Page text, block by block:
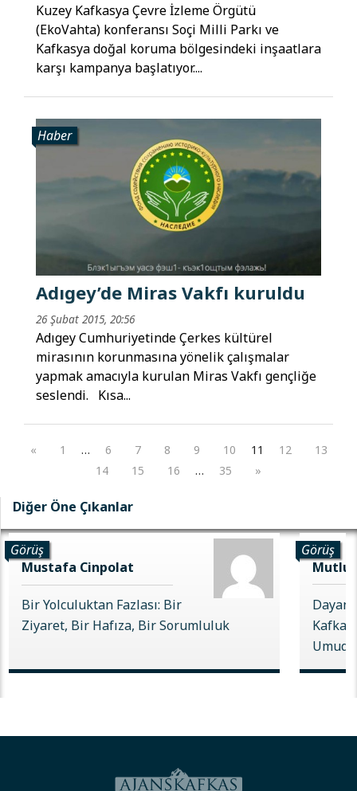
Kuzey Kafkasya Çevre İzleme Örgütü
(EkoVahta) konferansı Soçi Milli Parkı ve
Kafkasya doğal koruma bölgesindeki inşaatlara
karşı kampanya başlatıyor....
Haber
Adıgey’de Miras Vakfı kuruldu
26 Şubat 2015, 20:56
Adıgey Cumhuriyetinde Çerkes kültürel
mirasının korunmasına yönelik çalışmalar
yapmak amacıyla kurulan Miras Vakfı gençliğe
seslendi. Kısa...
« 1 … 6 7 8 9 10 11 12
13
14
15 16 … 35 »
Diğer Öne Çıkanlar
Görüş
Mustafa Cinpolat
Bir Yolculuktan Fazlası: Bir
Ziyaret, Bir Hafıza, Bir Sorumluluk
Görüş
Mutlu
Kafkas
Umudu